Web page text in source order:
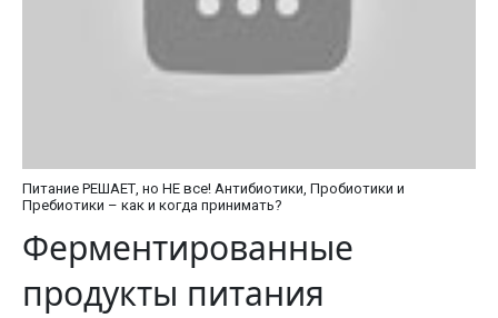
Питание РЕШАЕТ, но НЕ все! Антибиотики, Пробиотики и
Пребиотики – как и когда принимать?
Ферментированные
продукты питания